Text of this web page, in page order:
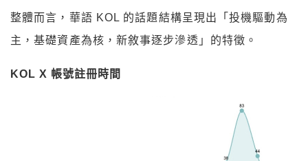
整體而言，華語 KOL 的話題結構呈現出「投機驅動為
主，基礎資產為核，新敘事逐步滲透」的特徵。
KOL X 帳號註冊時間